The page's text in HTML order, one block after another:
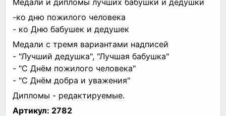
-ко дню пожилого человека
- ко Дню бабушек и дедушек
Медали с тремя вариантами надписей
- "Лучший дедушка", "Лучшая бабушка"
- "С Днём пожилого человека"
- "С Днём добра и уважения"
Дипломы - редактируемые.
Артикул: 2782